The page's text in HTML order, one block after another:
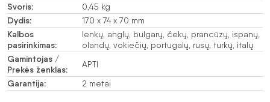
Svoris: 0,45 kg
Dydis: 170 x 74 x 70 mm
Kalbos
pasirinkimas:
lenkų, anglų, bulgarų, čekų, prancūzų, ispanų,
olandų, vokiečių, portugalų, rusų, turkų, italų
Gamintojas /
Prekės ženklas:
APTI
Garantija: 2 metai